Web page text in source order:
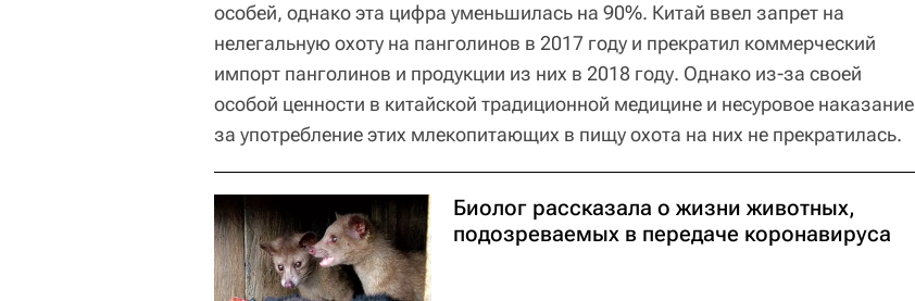
особей, однако эта цифра уменьшилась на 90%. Китай ввел запрет на
нелегальную охоту на панголинов в 2017 году и прекратил коммерческий
импорт панголинов и продукции из них в 2018 году. Однако из-за своей
особой ценности в китайской традиционной медицине и несуровое наказание
за употребление этих млекопитающих в пищу охота на них не прекратилась.
Биолог рассказала о жизни животных,
подозреваемых в передаче коронавируса